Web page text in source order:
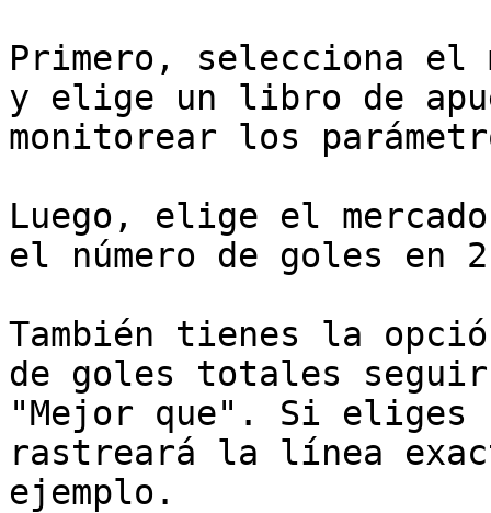
Primero, selecciona el
y elige un libro de
monitorear los
Luego, elige el
el número de goles en
También tienes la
de goles totales
"Mejor que". Si
rastreará la línea
ejemplo.